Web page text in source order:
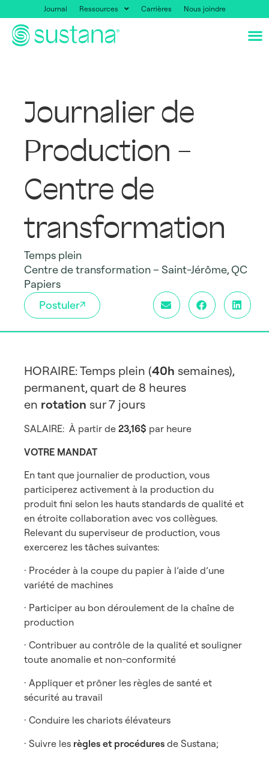
Journal Ressources Carrières Nous joindre
Journalier de
Production –
Centre de
transformation
Temps plein
Centre de transformation – Saint-Jérôme, QC
Papiers
Postuler
HORAIRE: Temps plein (40h semaines),
permanent, quart de 8 heures
en rotation sur 7 jours
SALAIRE: À partir de 23,16$ par heure
VOTRE MANDAT
En tant que journalier de production, vous
participerez activement à la production du
produit fini selon les hauts standards de qualité et
en étroite collaboration avec vos collègues.
Relevant du superviseur de production, vous
exercerez les tâches suivantes:
· Procéder à la coupe du papier à l’aide d’une
variété de machines
· Participer au bon déroulement de la chaîne de
production
· Contribuer au contrôle de la qualité et souligner
toute anomalie et non-conformité
· Appliquer et prôner les règles de santé et
sécurité au travail
· Conduire les chariots élévateurs
· Suivre les règles et procédures de Sustana;